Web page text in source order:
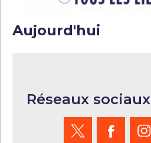
Aujourd'hui
Réseaux sociaux